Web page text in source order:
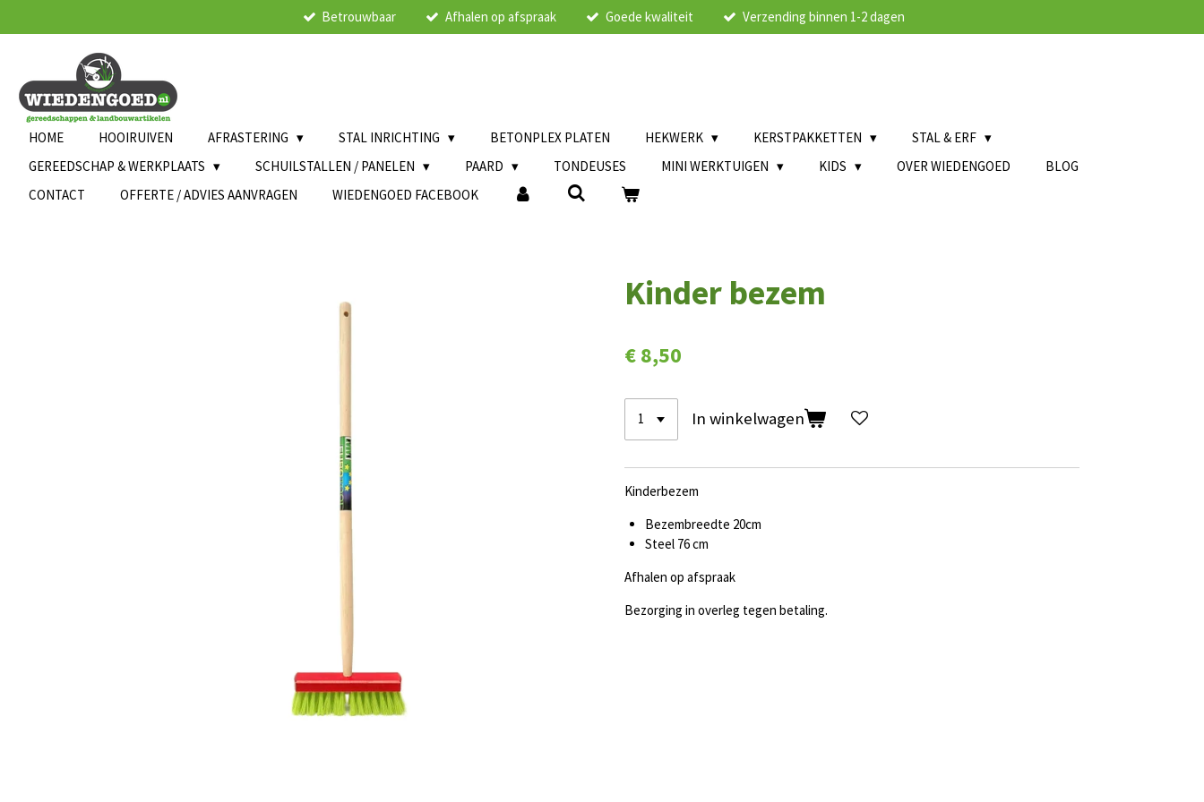
direct
hoofdinhoud
Betrouwbaar Afhalen op afspraak Goede kwaliteit Verzending binnen 1-2 dagen
HOME HOOIRUIVEN AFRASTERING STAL INRICHTING BETONPLEX PLATEN HEKWERK KERSTPAKKETTEN
STAL & ERF
GEREEDSCHAP & WERKPLAATS
SCHUILSTALLEN / PANELEN PAARD TONDEUSES MINI WERKTUIGEN KIDS OVER WIEDENGOED
BLOG
CONTACT
OFFERTE / ADVIES AANVRAGEN WIEDENGOED FACEBOOK
Kinder bezem
€ 8,50
In winkelwagen
Kinderbezem
Bezembreedte 20cm
Steel 76 cm
Afhalen op afspraak
Bezorging in overleg tegen betaling.